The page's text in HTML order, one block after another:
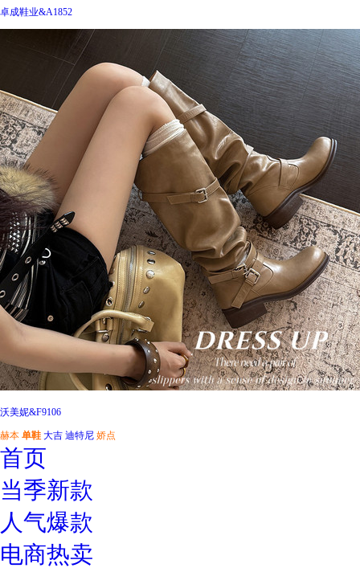
卓成鞋业&A1852
沃美妮&F9106
赫本 单鞋 大吉 迪特尼 娇点
首页
当季新款
人气爆款
电商热卖